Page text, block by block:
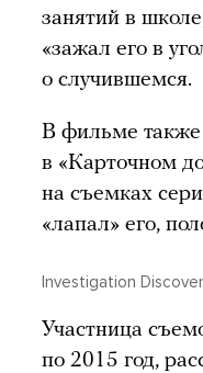
занятий в
«зажал его в
о случившемся.
В фильме также
в «Карточном
на съемках
«лапал» его,
Investigation
Участница
по 2015 год,